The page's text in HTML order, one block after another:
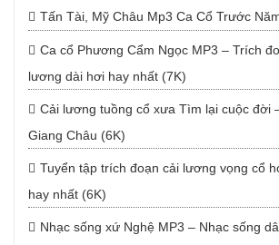
Tấn Tài, Mỹ Châu Mp3 Ca Cổ Trước
Ca cổ Phương Cẩm Ngọc MP3 – Trích
lương dài hơi hay nhất (7K)
Cải lương tuồng cổ xưa Tìm lại cuộc đời
Giang Châu (6K)
Tuyển tập trích đoạn cải lương vọng cổ
hay nhất (6K)
Nhạc sống xứ Nghệ MP3 – Nhạc sống